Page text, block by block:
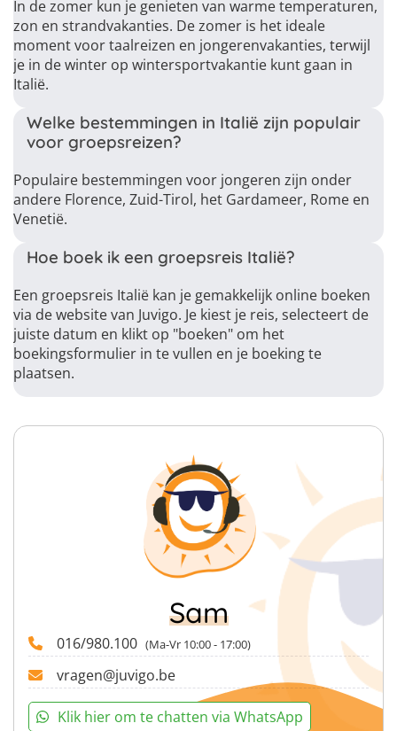
Sam
016/980.100 (Ma-Vr 10:00 - 17:00)
vragen@juvigo.be
Klik hier om te chatten via WhatsApp
In de zomer kun je genieten van warme temperaturen,
zon en strandvakanties. De zomer is het ideale
moment voor taalreizen en jongerenvakanties, terwijl
je in de winter op wintersportvakantie kunt gaan in
Italië.
Welke bestemmingen in Italië zijn populair
voor groepsreizen?
Populaire bestemmingen voor jongeren zijn onder
andere Florence, Zuid-Tirol, het Gardameer, Rome en
Venetië.
Hoe boek ik een groepsreis Italië?
Een groepsreis Italië kan je gemakkelijk online boeken
via de website van Juvigo. Je kiest je reis, selecteert de
juiste datum en klikt op "boeken" om het
boekingsformulier in te vullen en je boeking te
plaatsen.